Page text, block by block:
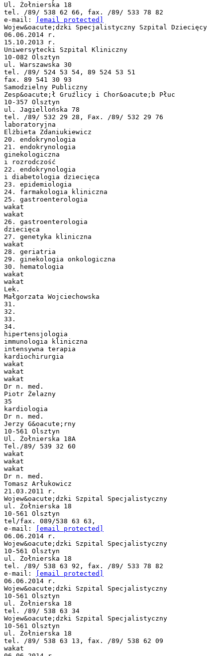
Ul. Żołnierska 18
tel. /89/ 538 62 66, fax. /89/ 533 78 82
e-mail:
[email protected]
Wojew&oacute;dzki Specjalistyczny Szpital Dziecięcy
06.06.2014 r.
15.10.2013 r.
Uniwersytecki Szpital Kliniczny
10-082 Olsztyn
ul. Warszawska 30
tel. /89/ 524 53 54, 89 524 53 51
fax. 89 541 30 93
Samodzielny Publiczny
Zesp&oacute;ł Gruźlicy i Chor&oacute;b Płuc
10-357 Olsztyn
ul. Jagiellońska 78
tel. /89/ 532 29 28, Fax. /89/ 532 29 76
laboratoryjna
Elżbieta Zdaniukiewicz
20. endokrynologia
21. endokrynologia
ginekologiczna
i rozrodczość
22. endokrynologia
i diabetologia dziecięca
23. epidemiologia
24. farmakologia kliniczna
25. gastroenterologia
wakat
wakat
26. gastroenterologia
dziecięca
27. genetyka kliniczna
wakat
28. geriatria
29. ginekologia onkologiczna
30. hematologia
wakat
wakat
Lek.
Małgorzata Wojciechowska
31.
32.
33.
34.
hipertensjologia
immunologia kliniczna
intensywna terapia
kardiochirurgia
wakat
wakat
wakat
Dr n. med.
Piotr Żelazny
35
kardiologia
Dr n. med.
Jerzy G&oacute;rny
10-561 Olsztyn
Ul. Żołnierska 18A
Tel./89/ 539 32 60
wakat
wakat
wakat
Dr n. med.
Tomasz Arłukowicz
21.03.2011 r.
Wojew&oacute;dzki Szpital Specjalistyczny
ul. Żołnierska 18
10-561 Olsztyn
tel/fax. 089/538 63 63,
e-mail:
[email protected]
06.06.2014 r.
Wojew&oacute;dzki Szpital Specjalistyczny
10-561 Olsztyn
ul. Żołnierska 18
tel. /89/ 538 63 92, fax. /89/ 533 78 82
e-mail:
[email protected]
06.06.2014 r.
Wojew&oacute;dzki Szpital Specjalistyczny
10-561 Olsztyn
ul. Żołnierska 18
tel. /89/ 538 63 34
Wojew&oacute;dzki Szpital Specjalistyczny
10-561 Olsztyn
ul. Żołnierska 18
tel. /89/ 538 63 13, fax. /89/ 538 62 09
wakat